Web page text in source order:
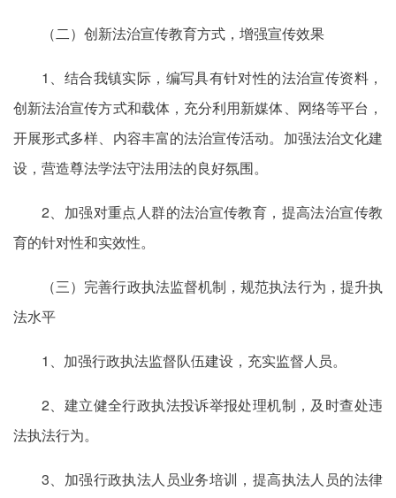
（二）创新法治宣传教育方式，增强宣传效果
1、结合我镇实际，编写具有针对性的法治宣传资料，
创新法治宣传方式和载体，充分利用新媒体、网络等平台，
开展形式多样、内容丰富的法治宣传活动。加强法治文化建
设，营造尊法学法守法用法的良好氛围。
2、加强对重点人群的法治宣传教育，提高法治宣传教
育的针对性和实效性。
（三）完善行政执法监督机制，规范执法行为，提升执
法水平
1、加强行政执法监督队伍建设，充实监督人员。
2、建立健全行政执法投诉举报处理机制，及时查处违
法执法行为。
3、加强行政执法人员业务培训，提高执法人员的法律